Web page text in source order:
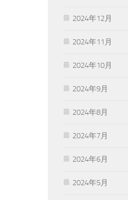
2024年12月
2024年11月
2024年10月
2024年9月
2024年8月
2024年7月
2024年6月
2024年5月